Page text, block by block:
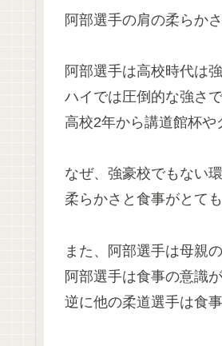
阿部選手の肩の柔らか
阿部選手は高校時代は
ハイでは圧倒的な強さ
高校2年から講道館杯や
なぜ、強豪校でもない
柔らかさと食事がとて
また、阿部選手は母親
阿部選手は食事の意識
逆に他の柔道選手は食